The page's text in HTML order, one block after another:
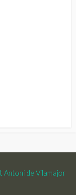
Antoni de Vilamajor